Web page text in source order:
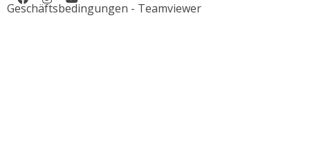
Geschäftsbedingungen - Teamviewer